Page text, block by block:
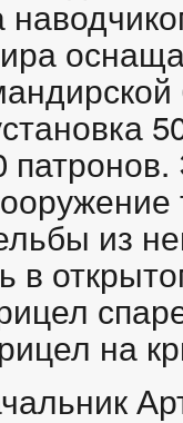
из
в
на